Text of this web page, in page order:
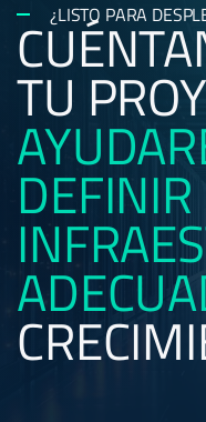
¿LISTO PARA
TU
DEFINIR